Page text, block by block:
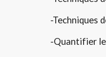
-Techniques
-Quantifier